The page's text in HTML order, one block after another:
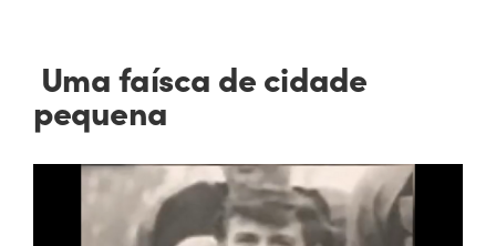
Uma faísca de cidade
pequena